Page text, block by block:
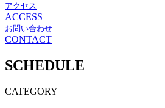
アクセス
ACCESS
お問い合わせ
CONTACT
SCHEDULE
CATEGORY